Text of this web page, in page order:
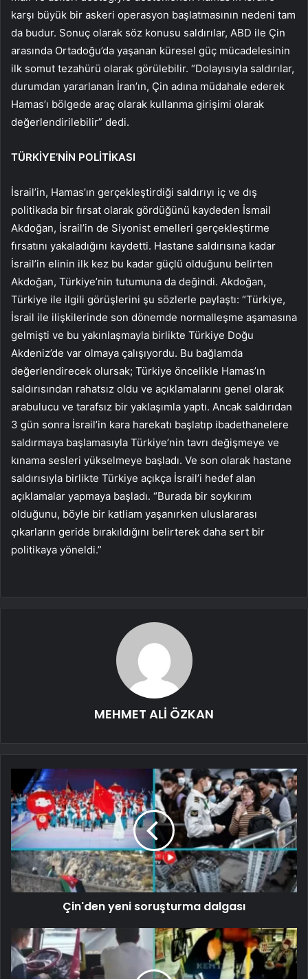
karşı büyük bir askeri operasyon başlatmasının nedeni tam
da budur. Sonuç olarak söz konusu saldırılar, ABD ile Çin
arasında Ortadoğu’da yaşanan küresel güç mücadelesinin
ilk somut tezahürü olarak görülebilir. “Dolayısıyla saldırılar,
durumdan yararlanan İran’ın, Çin adına müdahale ederek
Hamas’ı bölgede araç olarak kullanma girişimi olarak
değerlendirilebilir” dedi.
TÜRKİYE’NİN POLİTİKASI
İsrail’in, Hamas’ın gerçekleştirdiği saldırıyı iç ve dış
politikada bir fırsat olarak gördüğünü kaydeden İsmail
Akdoğan, İsrail’in de Siyonist emelleri gerçekleştirme
fırsatını yakaladığını kaydetti. Hastane saldırısına kadar
İsrail’in elinin ilk kez bu kadar güçlü olduğunu belirten
Akdoğan, Türkiye’nin tutumuna da değindi. Akdoğan,
Türkiye ile ilgili görüşlerini şu sözlerle paylaştı: “Türkiye,
İsrail ile ilişkilerinde son dönemde normalleşme aşamasına
gelmişti ve bu yakınlaşmayla birlikte Türkiye Doğu
Akdeniz’de var olmaya çalışıyordu. Bu bağlamda
değerlendirecek olursak; Türkiye öncelikle Hamas’ın
saldırısından rahatsız oldu ve açıklamalarını genel olarak
arabulucu ve tarafsız bir yaklaşımla yaptı. Ancak saldırıdan
3 gün sonra İsrail’in kara harekatı başlatıp ibadethanelere
saldırmaya başlamasıyla Türkiye’nin tavrı değişmeye ve
kınama sesleri yükselmeye başladı. Ve son olarak hastane
saldırısıyla birlikte Türkiye açıkça İsrail’i hedef alan
açıklamalar yapmaya başladı. “Burada bir soykırım
olduğunu, böyle bir katliam yaşanırken uluslararası
çıkarların geride bırakıldığını belirterek daha sert bir
politikaya yöneldi.”
MEHMET ALİ ÖZKAN
Çin'den yeni soruşturma dalgası